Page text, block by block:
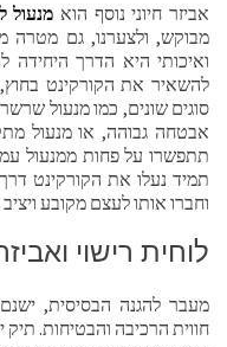
אביזר חיוני נוסף הוא מנעול
מבוקש, ולצערנו, גם מטרה
ואיכותי היא הדרך
להשאיר את הקורקינט
אבטחה גבוהה, או מנעול
תתפשרו על פחות ממנעול
תמיד נעלו את הקורקינט
וחברו אותו לעצם מקובע
לוחית רישוי
מעבר להגנה הבסיסית,
חווית הרכיבה והבטיחות.